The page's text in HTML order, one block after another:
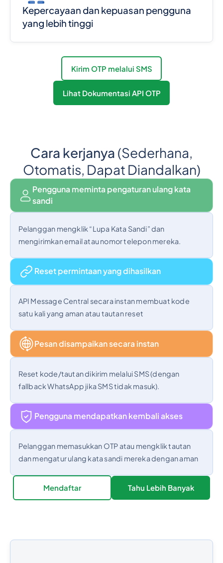
Kepercayaan dan kepuasan pengguna
yang lebih tinggi
Kirim OTP melalui SMS
Lihat Dokumentasi API OTP
Cara kerjanya (Sederhana,
Otomatis, Dapat Diandalkan)
Pengguna meminta pengaturan ulang kata
sandi
Pelanggan mengklik “Lupa Kata Sandi” dan
mengirimkan email atau nomor telepon mereka.
Reset permintaan yang dihasilkan
API Message Central secara instan membuat kode
satu kali yang aman atau tautan reset
Pesan disampaikan secara instan
Reset kode/tautan dikirim melalui SMS (dengan
fallback WhatsApp jika SMS tidak masuk).
Pengguna mendapatkan kembali akses
Pelanggan memasukkan OTP atau mengklik tautan
dan mengatur ulang kata sandi mereka dengan aman
Mendaftar Tahu Lebih Banyak